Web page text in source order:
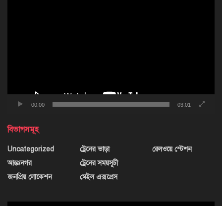
00:00 03:01
বিভাগসমূহ
Uncategorized
আন্তঃনগর
জনপ্রিয় লোকেশন
ট্রেনের ভাড়া
ট্রেনের সময়সূচী
মেইল এক্সপ্রেস
রেলওয়ে স্টেশন